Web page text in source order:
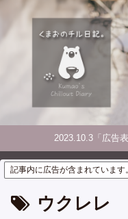
2023.10.3「広告
記事内に広告が含まれています。
ウクレレ